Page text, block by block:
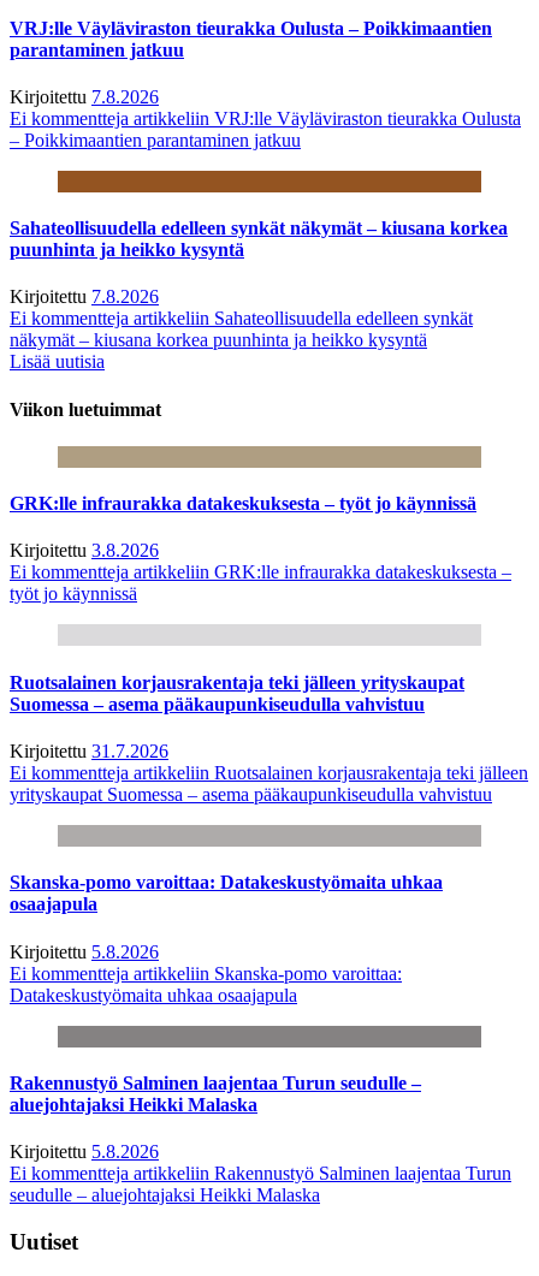
VRJ:lle Väyläviraston tieurakka Oulusta – Poikkimaantien
parantaminen jatkuu
Kirjoitettu 7.8.2026
Ei kommentteja artikkeliin VRJ:lle Väyläviraston tieurakka Oulusta
– Poikkimaantien parantaminen jatkuu
Sahateollisuudella edelleen synkät näkymät – kiusana korkea
puunhinta ja heikko kysyntä
Kirjoitettu 7.8.2026
Ei kommentteja artikkeliin Sahateollisuudella edelleen synkät
näkymät – kiusana korkea puunhinta ja heikko kysyntä
Lisää uutisia
Viikon luetuimmat
GRK:lle infraurakka datakeskuksesta – työt jo käynnissä
Kirjoitettu 3.8.2026
Ei kommentteja artikkeliin GRK:lle infraurakka datakeskuksesta –
työt jo käynnissä
Ruotsalainen korjausrakentaja teki jälleen yrityskaupat
Suomessa – asema pääkaupunkiseudulla vahvistuu
Kirjoitettu 31.7.2026
Ei kommentteja artikkeliin Ruotsalainen korjausrakentaja teki jälleen
yrityskaupat Suomessa – asema pääkaupunkiseudulla vahvistuu
Skanska-pomo varoittaa: Datakeskustyömaita uhkaa
osaajapula
Kirjoitettu 5.8.2026
Ei kommentteja artikkeliin Skanska-pomo varoittaa:
Datakeskustyömaita uhkaa osaajapula
Rakennustyö Salminen laajentaa Turun seudulle –
aluejohtajaksi Heikki Malaska
Kirjoitettu 5.8.2026
Ei kommentteja artikkeliin Rakennustyö Salminen laajentaa Turun
seudulle – aluejohtajaksi Heikki Malaska
Uutiset